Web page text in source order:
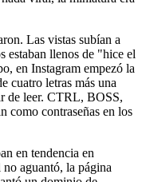
Las vistas subían a
estaban llenos de "hice el
en Instagram empezó la
cuatro letras más una
de leer. CTRL, BOSS,
como contraseñas en los
en tendencia en
aguantó, la página